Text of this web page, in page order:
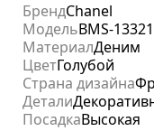
БрендChanel
МодельBMS-
МатериалДеним
ЦветГолубой
Страна дизайна
Детали
ПосадкаВысокая